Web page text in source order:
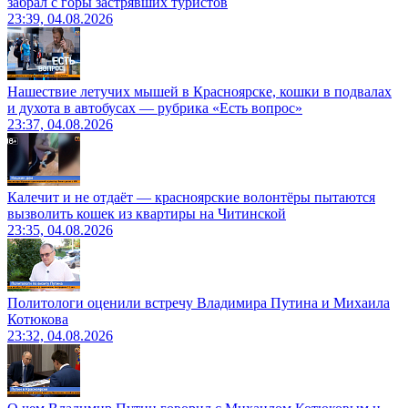
23:39, 04.08.2026
Нашествие летучих мышей в Красноярске, кошки в подвалах
и духота в автобусах — рубрика «Есть вопрос»
23:37, 04.08.2026
Калечит и не отдаёт — красноярские волонтёры пытаются
вызволить кошек из квартиры на Читинской
23:35, 04.08.2026
Политологи оценили встречу Владимира Путина и Михаила
Котюкова
23:32, 04.08.2026